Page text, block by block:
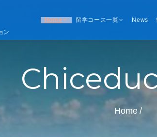
ン
Home 留学コース一覧 News
Home